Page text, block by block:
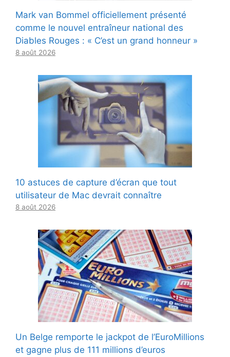
Mark van Bommel officiellement présenté
comme le nouvel entraîneur national des
Diables Rouges : « C’est un grand honneur »
8 août 2026
10 astuces de capture d’écran que tout
utilisateur de Mac devrait connaître
8 août 2026
Un Belge remporte le jackpot de l’EuroMillions
et gagne plus de 111 millions d’euros